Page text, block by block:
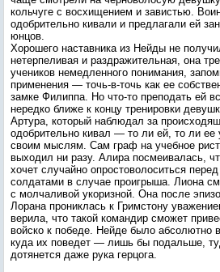
кольчуге с восхищением и завистью.
одобрительно кивали и предлагали ей
юнцов.
Хорошего наставника из Нейды не
нетерпеливая и раздражительная, она
учеников немедленного понимания,
применения — точь-в-точь как ее
замке Филиппа. Но что-то преподать ей
нередко ближе к концу тренировки
Артура, который наблюдал за
одобрительно кивал — то ли ей, то ли ее
своим мыслям. Сам граф на учебное
выходил ни разу. Алира посмеивалась,
хочет случайно опростоволоситься
солдатами в случае проигрыша. Лиона
с молчаливой укоризной. Она после
Лорана прониклась к Гримстону
верила, что такой командир сможет
войско к победе. Нейде было абсолютно
куда их поведет — лишь бы подальше,
дотянется даже рука герцога.